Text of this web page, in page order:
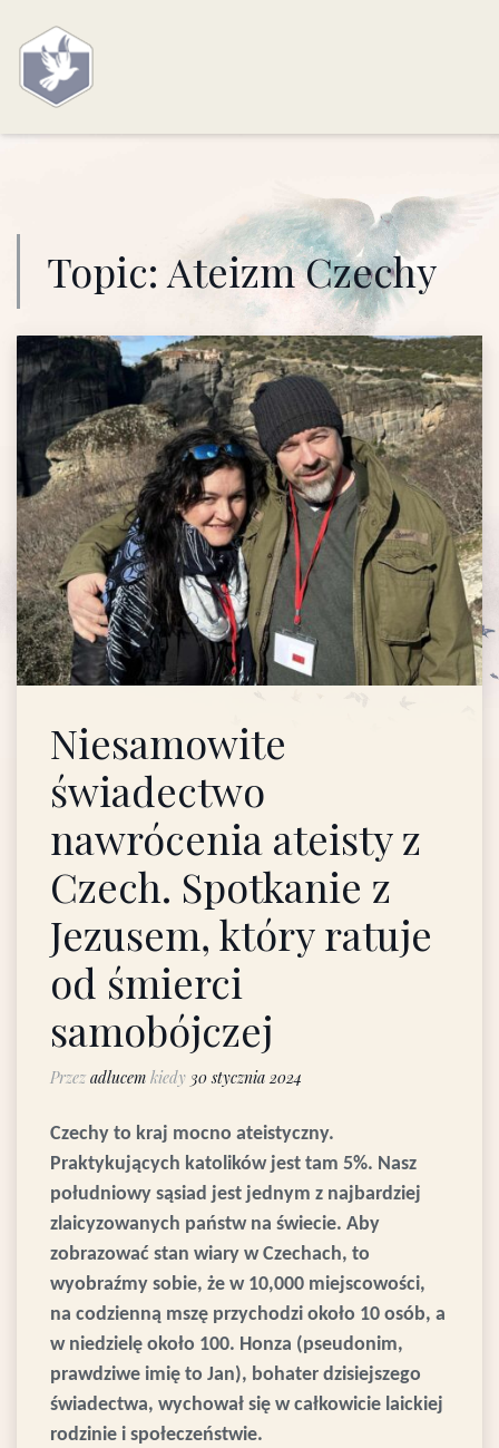
Topic: Ateizm Czechy
Niesamowite
świadectwo
nawrócenia ateisty z
Czech. Spotkanie z
Jezusem, który ratuje
od śmierci
samobójczej
Przez adlucem kiedy 30 stycznia 2024
Czechy to kraj mocno ateistyczny.
Praktykujących katolików jest tam 5%. Nasz
południowy sąsiad jest jednym z najbardziej
zlaicyzowanych państw na świecie. Aby
zobrazować stan wiary w Czechach, to
wyobraźmy sobie, że w 10,000 miejscowości,
na codzienną mszę przychodzi około 10 osób, a
w niedzielę około 100. Honza (pseudonim,
prawdziwe imię to Jan), bohater dzisiejszego
świadectwa, wychował się w całkowicie laickiej
rodzinie i społeczeństwie.